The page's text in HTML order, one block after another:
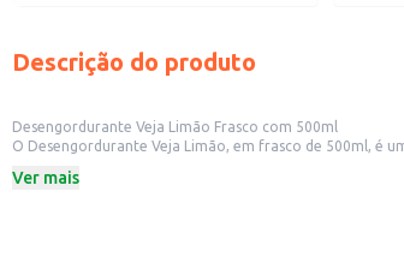
Descrição do produto
Desengordurante Veja Limão Frasco com 500ml
O Desengordurante Veja Limão, em frasco de 500ml, é
Ideal para limpeza de cozinhas, banheiros e outras áreas.
Ver mais